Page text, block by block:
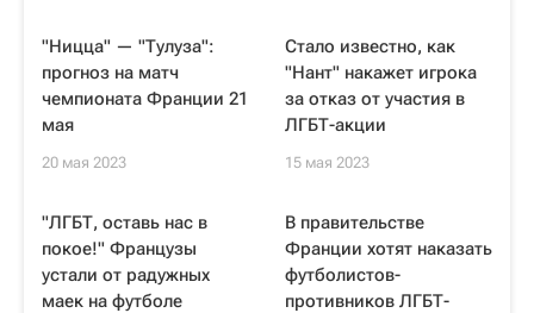
"Ницца" — "Тулуза":
прогноз на матч
чемпионата Франции 21
мая
20 мая 2023
Стало известно, как
"Нант" накажет игрока
за отказ от участия в
ЛГБТ-акции
15 мая 2023
"ЛГБТ, оставь нас в
покое!" Французы
устали от радужных
маек на футболе
В правительстве
Франции хотят наказать
футболистов-
противников ЛГБТ-